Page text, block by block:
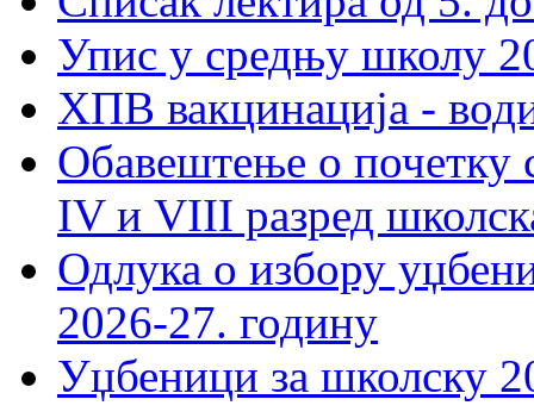
Упис у средњу школу
ХПВ вакцинација -
Обавештење о почетку
IV и VIII разред
Одлука о избору
2026-27. годину
Уџбеници за школску